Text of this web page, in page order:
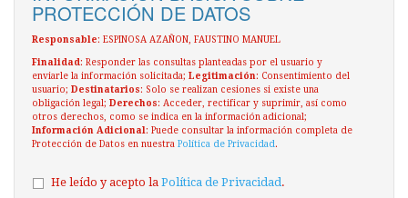
PROTECCIÓN DE DATOS
Responsable: ESPINOSA AZAÑON, FAUSTINO MANUEL
Finalidad: Responder las consultas planteadas por el usuario y
enviarle la información solicitada; Legitimación: Consentimiento del
usuario; Destinatarios: Solo se realizan cesiones si existe una
obligación legal; Derechos: Acceder, rectificar y suprimir, así como
otros derechos, como se indica en la información adicional;
Información Adicional : Puede consultar la información completa de
Protección de Datos en nuestra Política de Privacidad .
He leído y acepto la Política de Privacidad.